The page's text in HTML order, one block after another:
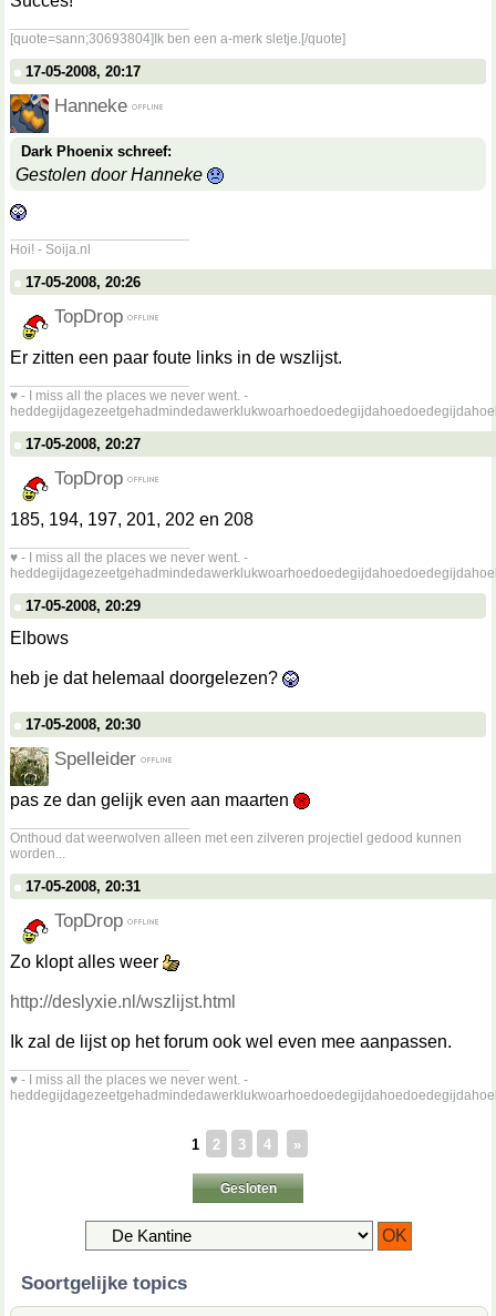
[quote=sann;30693804]Ik ben een a-merk sletje.[/quote]
17-05-2008, 20:17
Hanneke
Dark Phoenix schreef:
Gestolen door Hanneke
Hoi! - Soija.nl
17-05-2008, 20:26
TopDrop
Er zitten een paar foute links in de wszlijst.
♥ - I miss all the places we never went. -
17-05-2008, 20:27
TopDrop
185, 194, 197, 201, 202 en 208
♥ - I miss all the places we never went. -
17-05-2008, 20:29
Elbows
heb je dat helemaal doorgelezen?
17-05-2008, 20:30
Spelleider
pas ze dan gelijk even aan maarten
Onthoud dat weerwolven alleen met een zilveren projectiel gedood kunnen
worden...
17-05-2008, 20:31
TopDrop
Zo klopt alles weer
http://deslyxie.nl/wszlijst.html
Ik zal de lijst op het forum ook wel even mee aanpassen.
♥ - I miss all the places we never went. -
1 2 3 4 »
Gesloten
Soortgelijke topics